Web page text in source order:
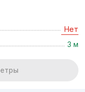
Нет
3 м